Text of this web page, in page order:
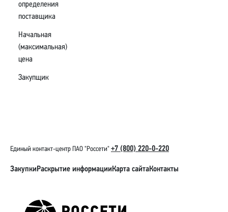
определения
поставщика
Начальная
(максимальная)
цена
Закупщик
Единый контакт-центр ПАО "Россети" +7 (800) 220-0-220
ЗакупкиРаскрытие информацииКарта сайтаКонтакты